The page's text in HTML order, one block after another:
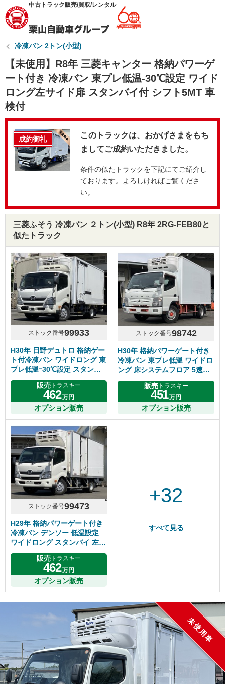
中古トラック販売/買取/レンタル
冷凍バン 2トン(小型)
【未使用】R8年 三菱キャンター 格納パワーゲ
ート付き 冷凍バン 東プレ低温-30℃設定 ワイド
ロング左サイド扉 スタンバイ付 シフト5MT 車
検付
成約御礼
このトラックは、おかげさまをもち
ましてご成約いただきました。
条件の似たトラックを下記にてご紹介し
ております。よろしければご覧くださ
い。
三菱ふそう 冷凍バン ２トン(小型) R8年 2RG-FEB80と
似たトラック
ストック番号99933
H30年 日野デュトロ 格納ゲー
ト付冷凍バン ワイドロング 東
プレ低温ｰ30℃設定 スタンバ
イ付き 荷台床キーストン 積載
2900㎏ シフト6速MT
販売 トラスキー
462万円
オプション販売
ストック番号98742
H30年 格納パワーゲート付き
冷凍バン 東プレ低温 ワイドロ
ング 床システムフロア 5速マ
ニュアル ふそうキャンター
販売トラスキー
451万円
オプション販売
ストック番号99473
H29年 格納パワーゲート付き
冷凍バン デンソー 低温設定
ワイドロング スタンバイ 左サ
イドドア 床アルミ縞板 マニュ
アル6速 日野デュトロ
販売 トラスキー
462万円
オプション販売
+32
すべて見る
未使用車